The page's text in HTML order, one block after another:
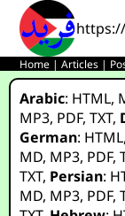
Home |Articles |
Arabic: HTML,
MP3, PDF,TXT,
German: HTML,
MD, MP3, PDF,
TXT, Persian:
MD, MP3, PDF,